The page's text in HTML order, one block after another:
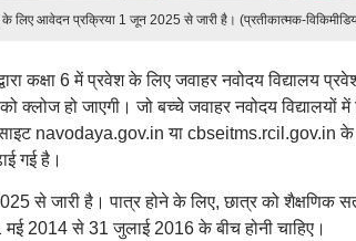
लिए आवेदन प्रक्रिया 1 जून 2025 से जारी है। (प्रतीकात्मक-
कक्षा 6 में प्रवेश के लिए जवाहर नवोदय विद्यालय
हो जाएगी। जो बच्चे जवाहर नवोदय विद्यालयों में
navodaya.gov.in या cbseitms.rcil.gov.in
गई है।
से जारी है। पात्र होने के लिए, छात्र को शैक्षणिक
2014 से 31 जुलाई 2016 के बीच होनी चाहिए।